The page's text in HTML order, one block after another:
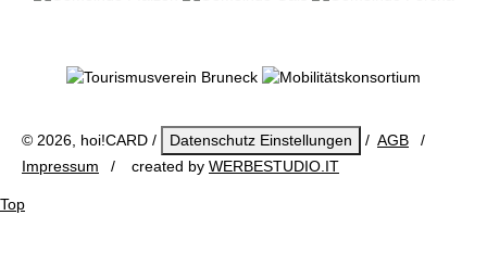
© 2026, hoi!CARD / Datenschutz Einstellungen / AGB /
Impressum / created by WERBESTUDIO.IT
Top